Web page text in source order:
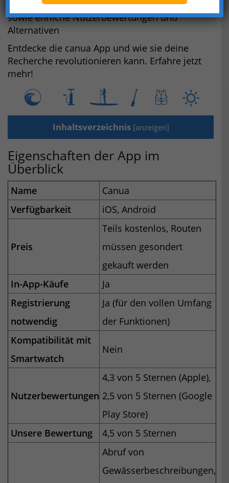
Funktionen und Eigenschaften dieser App,
sowie ehrliche Nutzerbewertungen und
Alternativen
Entdecke die canua App und wie sie deine
Recherche revolutionieren kann. Erfahre jetzt
mehr!
Inhaltsverzeichnis [anzeigen]
Eigenschaften der App im
Überblick
Name
Canua
Verfügbarkeit
iOS, Android
Preis
Teils kostenlos, Routen
müssen gesondert
gekauft werden
In-App-Käufe
Ja
Registrierung
notwendig
Ja (für den vollen Umfang
der Funktionen)
Kompatibilität mit
Smartwatch
Nein
Nutzerbewertungen
4,3 von 5 Sternen (Apple),
2,5 von 5 Sternen (Google
Play Store)
Unsere Bewertung
4,5 von 5 Sternen
Abruf von
Gewässerbeschreibungen,